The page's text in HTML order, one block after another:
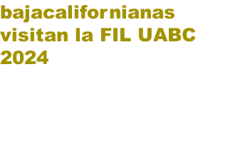
bajacalifornianas
visitan la FIL UABC
2024